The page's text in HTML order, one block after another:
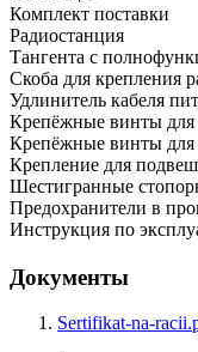
Комплект поставки
Радиостанция
Тангента с
Скоба для крепления
Удлинитель кабеля
Крепёжные винты для
Крепёжные винты
Крепление для
Шестигранные
Предохранители в
Инструкция по
Документы
Sertifikat-na-